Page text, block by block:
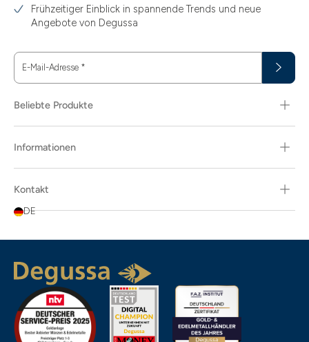
Frühzeitiger Einblick in spannende Trends und neue
Angebote von Degussa
E-Mail-Adresse *
Beliebte Produkte
Informationen
Kontakt
DE